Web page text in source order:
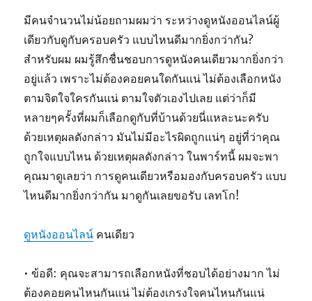
มีคนจำนวนไม่น้อยถามผมว่า ระหว่างดูหนังออนไลน์ผู้
เดียวกับดูกับครอบครัว แบบไหนดีมากยิ่งกว่ากัน?
สำหรับผม ผมรู้สึกชื่นชอบการดูหนังคนเดียวมากยิ่งกว่า
อยู่แล้ว เพราะไม่ต้องคอยคนใดกันแน่ ไม่ต้องเลือกหนัง
ตามจิตใจใครกันแน่ ตามใจตัวเองไปเลย แต่ว่าก็มี
หลายๆครั้งที่ผมก็เลือกดูกับที่บ้านด้วยนี่แหละนะครับ
ด้วยเหตุผลดังกล่าว มันไม่มีอะไรผิดถูกแน่ๆ อยู่ที่ว่าคุณ
ถูกใจแบบไหน ด้วยเหตุผลดังกล่าว ในพาร์ทนี้ ผมจะพา
คุณมาดูเลยว่า การดูคนเดียวหรือมองกับครอบครัว แบบ
ไหนดีมากยิ่งกว่ากัน มาดูกันเลยขอรับ เลทโก!
ดูหนังออนไลน์ คนเดียว
• ข้อดี: คุณจะสามารถเลือกหนังที่ชอบได้อย่างมาก ไม่
ต้องคอยคนไหนกันแน่ ไม่ต้องเกรงใจคนไหนกันแน่